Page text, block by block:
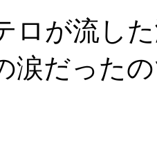
が流し
涙だった